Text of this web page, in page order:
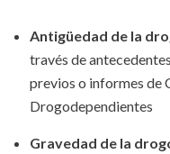
Antigüedad de la
través de
previos o informes de
Drogodependientes
Gravedad de la